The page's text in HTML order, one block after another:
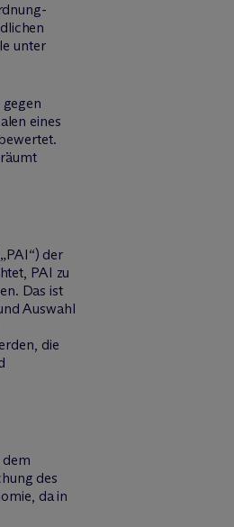
unter
eines
der
PAI zu
Das ist
Auswahl
die
des
da in